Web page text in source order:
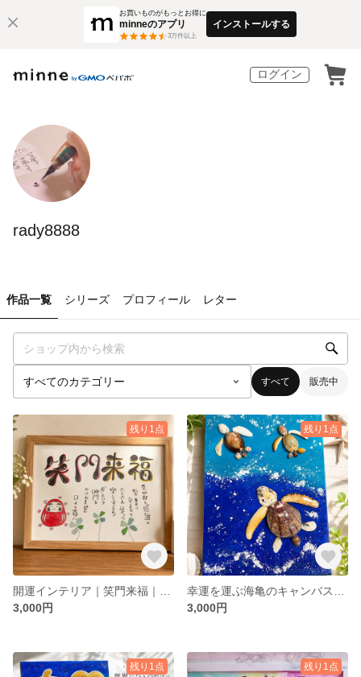
お買いものがもっとお得に
minneのアプリ
3万件以上
インストールする
ログイン
rady8888
作品一覧 シリーズ プロフィール レター
すべて 販売中
残り1点
3,000円
残り1点
3,000円
残り1点 残り1点